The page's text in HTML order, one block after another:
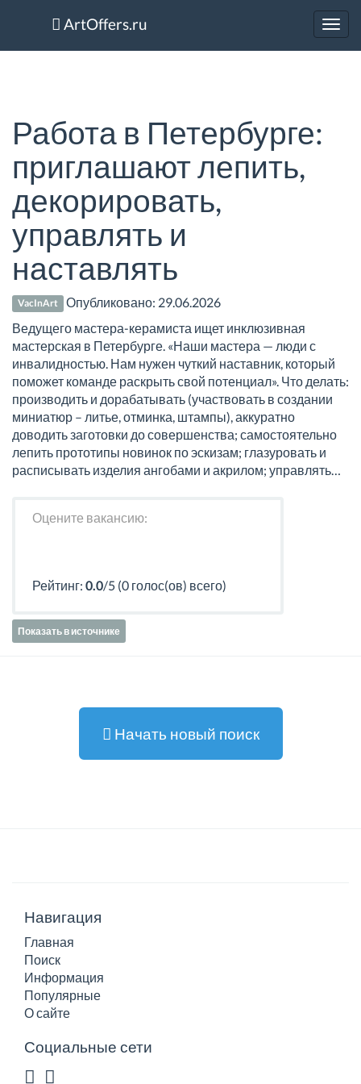
ArtOffers.ru
Работа в Петербурге:
приглашают лепить,
декорировать,
управлять и
наставлять
VacInArt Опубликовано: 29.06.2026
Ведущего мастера-керамиста ищет инклюзивная
мастерская в Петербурге. «Наши мастера — люди с
инвалидностью. Нам нужен чуткий наставник, который
поможет команде раскрыть свой потенциал». Что делать:
производить и дорабатывать (участвовать в создании
миниатюр – литье, отминка, штампы), аккуратно
доводить заготовки до совершенства; самостоятельно
лепить прототипы новинок по эскизам; глазуровать и
расписывать изделия ангобами и акрилом; управлять…
Оцените вакансию:
Рейтинг: 0.0/5 (0 голос(ов) всего)
Показать в источнике
Начать новый поиск
Навигация
Главная
Поиск
Информация
Популярные
О сайте
Социальные сети